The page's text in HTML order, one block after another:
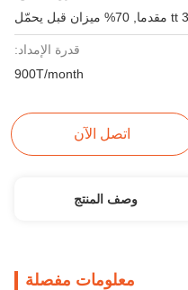
قدرة الإمداد:
900T/month
اتصل الآن
وصف المنتج
معلومات مفصلة